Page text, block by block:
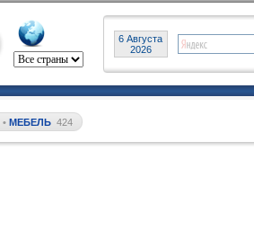
6 Августа
2026
• МЕБЕЛЬ 424